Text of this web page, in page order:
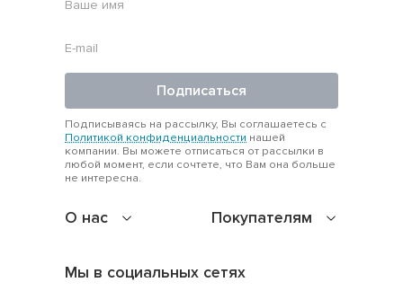
О нас Покупателям
Подписаться
Подписываясь на рассылку, Вы соглашаетесь с
Политикой конфиденциальности нашей
компании. Вы можете отписаться от рассылки в
любой момент, если сочтете, что Вам она больше
не интересна.
Мы в социальных сетях